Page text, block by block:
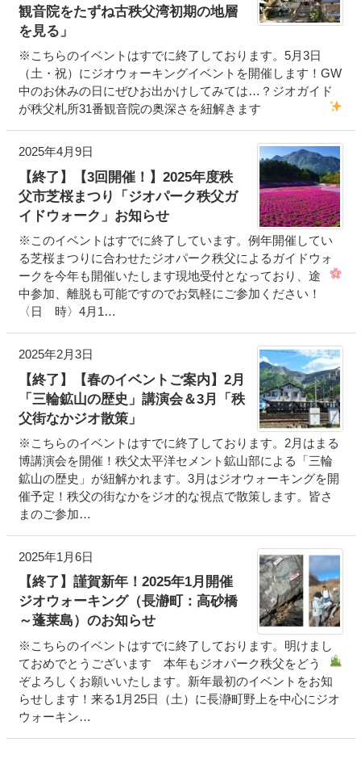
観音院をたずね古秩父湾初期の地層
を見る」
※こちらのイベントはすでに終了しております。5月3日
（土・祝）にジオウォーキングイベントを開催します！GW
中のお休みの日にぜひお出かけしてみては…？ジオガイド
が秩父札所31番観音院の奥深さを紐解きます
2025年4月9日
【終了】【3回開催！】2025年度秩
父市芝桜まつり「ジオパーク秩父ガ
イドウォーク」お知らせ
※このイベントはすでに終了しています。例年開催してい
る芝桜まつりに合わせたジオパーク秩父によるガイドウォ
ークを今年も開催いたします現地受付となっており、途
中参加、離脱も可能ですのでお気軽にご参加ください！
〈日 時〉4月1…
2025年2月3日
【終了】【春のイベントご案内】2月
「三輪鉱山の歴史」講演会＆3月「秩
父街なかジオ散策」
※こちらのイベントはすでに終了しております。2月はまる
博講演会を開催！秩父太平洋セメント鉱山部による「三輪
鉱山の歴史」が紐解かれます。3月はジオウォーキングを開
催予定！秩父の街なかをジオ的な視点で散策します。皆さ
まのご参加…
2025年1月6日
【終了】謹賀新年！2025年1月開催
ジオウォーキング（長瀞町：高砂橋
～蓬莱島）のお知らせ
※こちらのイベントはすでに終了しております。明けまし
ておめでとうございます 本年もジオパーク秩父をどう
ぞよろしくお願いいたします。新年最初のイベントをお知
らせします！来る1月25日（土）に長瀞町野上を中心にジオ
ウォーキン…